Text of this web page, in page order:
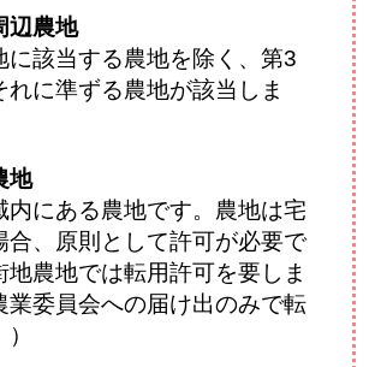
農地
に該当する農地を除く、第3
れに準ずる農地が該当しま
地
内にある農地です。農地は宅
合、原則として許可が必要で
地農地では転用許可を要しま
業委員会への届け出のみで転